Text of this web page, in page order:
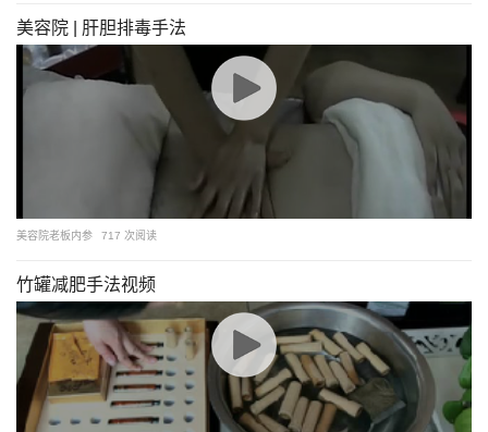
美容院 | 肝胆排毒手法
美容院老板内参 717 次阅读
竹罐减肥手法视频